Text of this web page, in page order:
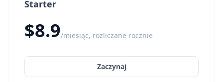
Starter
$8.9/miesiąc, rozliczane rocznie
Zaczynaj